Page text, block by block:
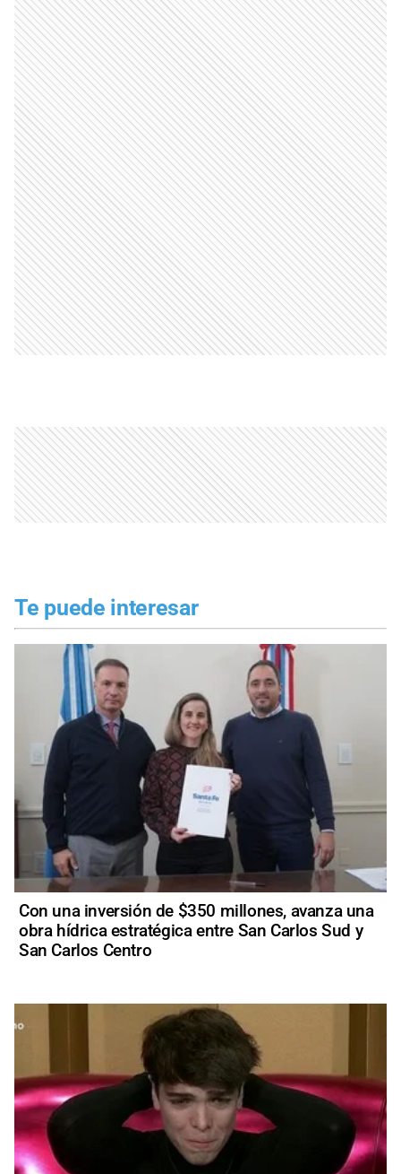
Te puede interesar
Con una inversión de $350 millones, avanza una
obra hídrica estratégica entre San Carlos Sud y
San Carlos Centro